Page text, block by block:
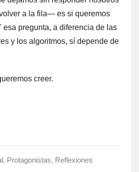
a la fila— es si queremos
esa pregunta, a diferencia de las
y los algoritmos, sí depende de
creer.
, Protagonistas, Reflexiones